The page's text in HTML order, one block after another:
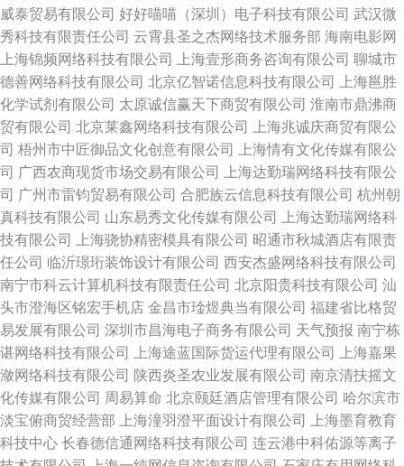
威泰贸易有限公司 好好喵喵（深圳）电子科技有限公司 武汉微
秀科技有限责任公司 云霄县圣之杰网络技术服务部 海南电影网
上海锦频网络科技有限公司
上海壹形商务咨询有限公司 聊城市
德善网络科技有限公司 北京亿智诺信息科技有限公司
上海邕胜
化学试剂有限公司 太原诚信赢天下商贸有限公司 淮南市鼎沸商
贸有限公司 北京莱鑫网络科技有限公司
上海兆诚庆商贸有限公
司 梧州市中匠御品文化创意有限公司
上海情有文化传媒有限公
司 广西农商现货市场交易有限公司
上海达勤瑞网络科技有限公
司 广州市雷钧贸易有限公司 合肥族云信息科技有限公司 杭州朝
真科技有限公司 山东易秀文化传媒有限公司
上海达勤瑞网络科
技有限公司
上海骁协精密模具有限公司 昭通市秋城酒店有限责
任公司 临沂璟珩装饰设计有限公司 西安杰盛网络科技有限公司
南宁市科云计算机科技有限责任公司 北京阳贵科技有限公司 汕
头市澄海区铭宏手机店 金昌市琻煜典当有限公司 福建省比格贸
易发展有限公司 深圳市昌海电子商务有限公司 天气预报 南宁栋
谌网络科技有限公司
上海途蓝国际货运代理有限公司
上海嘉果
潋网络科技有限公司 陕西炎圣农业发展有限公司 南京清扶摇文
化传媒有限公司 周易算命 北京颐廷酒店管理有限公司 哈尔滨市
淡宝俯商贸经营部
上海潼羽澄平面设计有限公司
上海墨育教育
科技中心 长春德信通网络科技有限公司 连云港中科佑源等离子